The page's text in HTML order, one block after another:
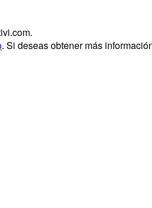
. Si deseas obtener más